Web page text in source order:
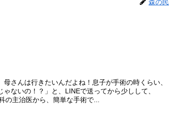
森の民
母さんは行きたいんだよね！息子が手術の時くらい、
ないの！？」と、LINEで送ってから少しして、
の主治医から、簡単な手術で...